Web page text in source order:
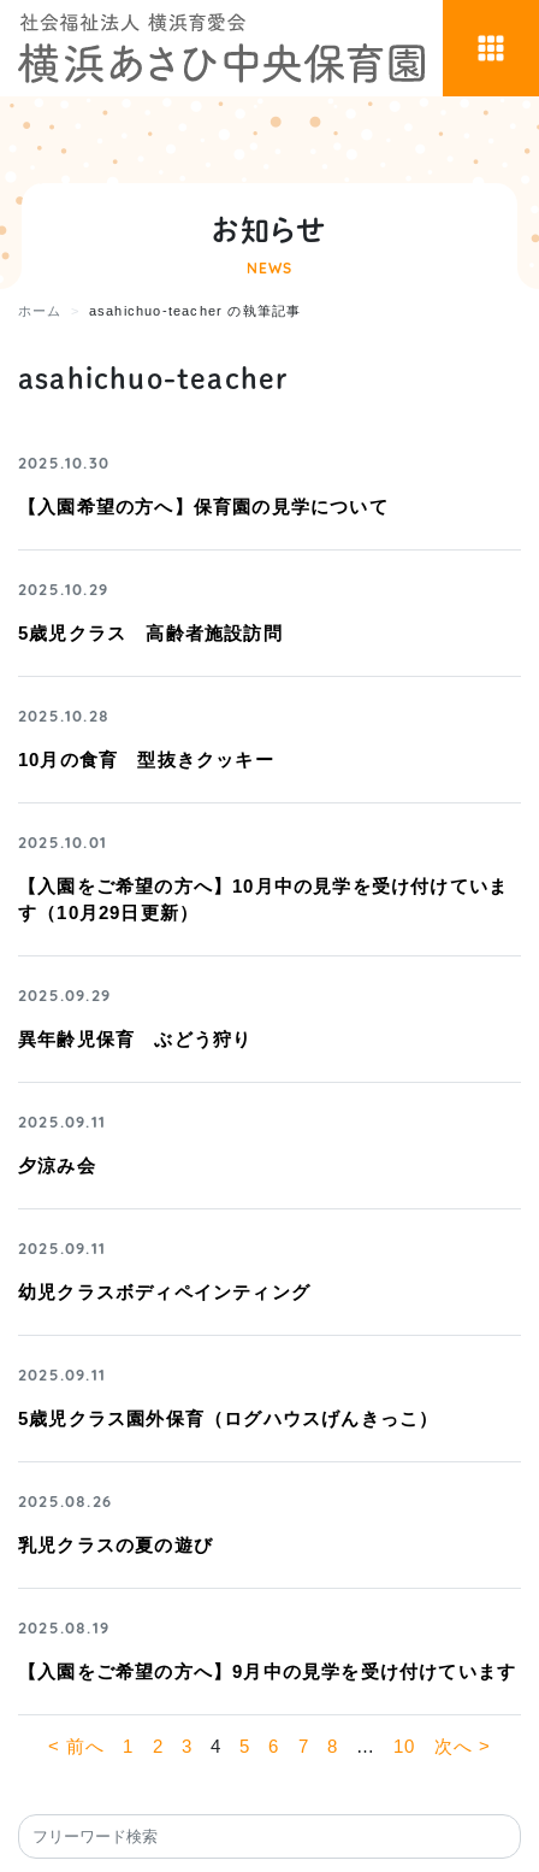
お知らせ
NEWS
ホーム asahichuo-teacher の執筆記事
asahichuo-teacher
2025.10.30
【入園希望の方へ】保育園の見学について
2025.10.29
5歳児クラス 高齢者施設訪問
2025.10.28
10月の食育 型抜きクッキー
2025.10.01
【入園をご希望の方へ】10月中の見学を受け付けていま
す（10月29日更新）
2025.09.29
異年齢児保育 ぶどう狩り
2025.09.11
夕涼み会
2025.09.11
幼児クラスボディペインティング
2025.09.11
5歳児クラス園外保育（ログハウスげんきっこ）
2025.08.26
乳児クラスの夏の遊び
2025.08.19
【入園をご希望の方へ】9月中の見学を受け付けています
< 前へ 1 2 3 4 5 6 7 8 … 10 次へ >